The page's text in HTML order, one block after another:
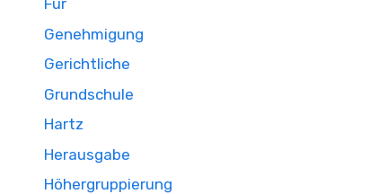
Für
Genehmigung
Gerichtliche
Grundschule
Hartz
Herausgabe
Höhergruppierung